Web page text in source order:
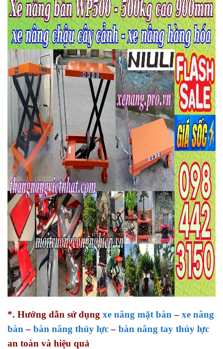
*. Hướng dẫn sử dụng xe nâng mặt bàn – xe nâng
bàn – bàn nâng thủy lực– bàn nâng tay thủy lực
an toàn và hiệu quả